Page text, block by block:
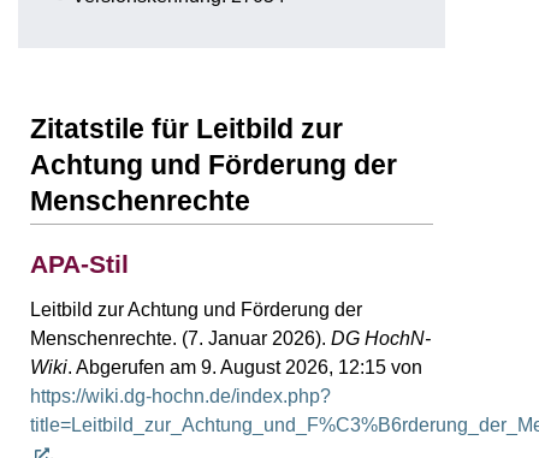
Zitatstile für Leitbild zur
Achtung und Förderung der
Menschenrechte
APA-Stil
Leitbild zur Achtung und Förderung der
Menschenrechte. (7. Januar 2026). DG HochN-
Wiki. Abgerufen am 9. August 2026, 12:15 von
https://wiki.dg-hochn.de/index.php?
.